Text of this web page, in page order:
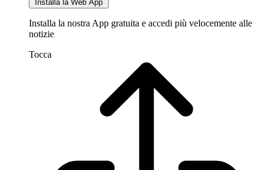
Installa la Web App
Installa la nostra App gratuita e accedi più velocemente alle
notizie
Tocca